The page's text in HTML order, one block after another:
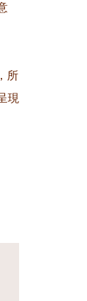
所
現